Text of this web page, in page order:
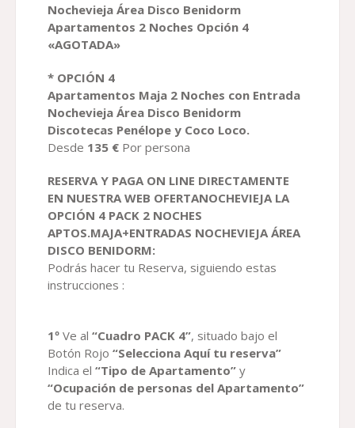
Nochevieja Área Disco Benidorm
Apartamentos 2 Noches Opción 4
«AGOTADA»
* OPCIÓN 4
Apartamentos Maja 2 Noches con Entrada
Nochevieja Área Disco Benidorm
Discotecas Penélope y Coco Loco.
Desde 135 € Por persona
RESERVA Y PAGA ON LINE DIRECTAMENTE
EN NUESTRA WEB OFERTANOCHEVIEJA LA
OPCIÓN 4 PACK 2 NOCHES
APTOS.MAJA+ENTRADAS NOCHEVIEJA ÁREA
DISCO BENIDORM:
Podrás hacer tu Reserva, siguiendo estas
instrucciones :
1º Ve al “Cuadro PACK 4”, situado bajo el
Botón Rojo “Selecciona Aquí tu reserva”
Indica el “Tipo de Apartamento” y
“Ocupación de personas del Apartamento”
de tu reserva.